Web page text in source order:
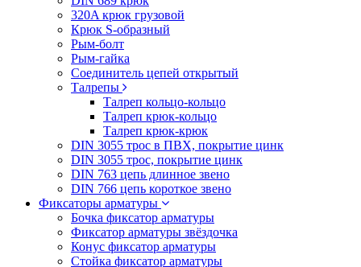
320A крюк грузовой
Крюк S-образный
Рым-болт
Рым-гайка
Соединитель цепей открытый
Талрепы
Талреп кольцо-кольцо
Талреп крюк-кольцо
Талреп крюк-крюк
DIN 3055 трос в ПВХ, покрытие цинк
DIN 3055 трос, покрытие цинк
DIN 763 цепь длинное звено
DIN 766 цепь короткое звено
Фиксаторы арматуры
Бочка фиксатор арматуры
Фиксатор арматуры звёздочка
Конус фиксатор арматуры
Стойка фиксатор арматуры